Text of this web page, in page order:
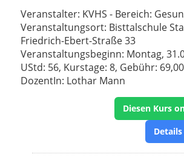
Veranstalter: KVHS - Bereich:
Veranstaltungsort: Bisttalschule
Friedrich-Ebert-Straße 33
Veranstaltungsbeginn: Montag,
UStd: 56, Kurstage: 8, Gebühr:
DozentIn: Lothar Mann
Diesen Kurs